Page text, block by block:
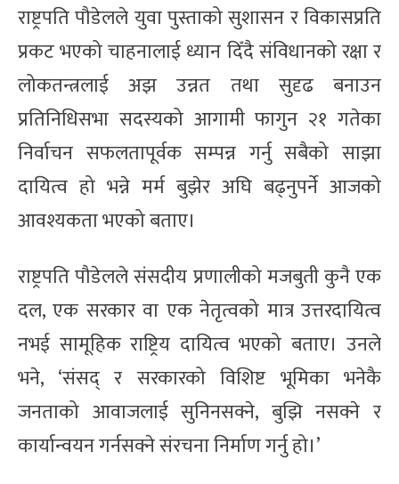
राष्ट्रपति पौडेलले युवा पुस्ताको सुशासन र विकासप्रति
प्रकट भएको चाहनालाई ध्यान दिँदै संविधानको रक्षा र
लोकतन्त्रलाई अझ उन्नत तथा सुदृढ बनाउन
प्रतिनिधिसभा सदस्यको आगामी फागुन २१ गतेका
निर्वाचन सफलतापूर्वक सम्पन्न गर्नु सबैको साझा
दायित्व हो भन्ने मर्म बुझेर अघि बढ्नुपर्ने आजको
आवश्यकता भएको बताए।
राष्ट्रपति पौडेलले संसदीय प्रणालीको मजबुती कुनै एक
दल, एक सरकार वा एक नेतृत्वको मात्र उत्तरदायित्व
नभई सामूहिक राष्ट्रिय दायित्व भएको बताए। उनले
भने, ‘संसद् र सरकारको विशिष्ट भूमिका भनेकै
जनताको आवाजलाई सुनिनसक्ने, बुझि नसक्ने र
कार्यान्वयन गर्नसक्ने संरचना निर्माण गर्नु हो।’